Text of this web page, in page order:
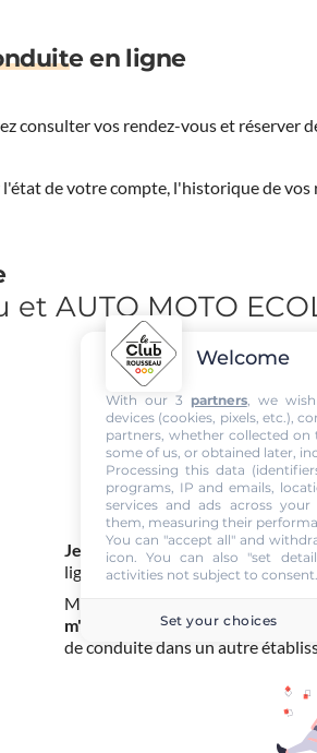
en ligne
consulter vos rendez-vous et réserver
de votre compte, l'historique de vos
et AUTO MOTO
Je m'inscris en 2 minutespour
ligne grâce àPass Rousseau
Mon inscription au code en ligne
m'engage paspour la suite de ma
de conduite dans un autre
Welcome
With our 3 partners, we
devices (cookies, pixels, etc.),
partners, whether collected on
some of us, or obtained later,
Processing this data
programs, IP and emails,
services and ads across
them, measuring their
You can "accept all" and
icon. You can also "set
activities not subject to
Set your choices